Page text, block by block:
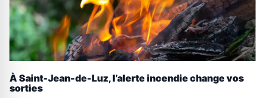
À Saint-Jean-de-Luz, l’alerte incendie change vos
sorties